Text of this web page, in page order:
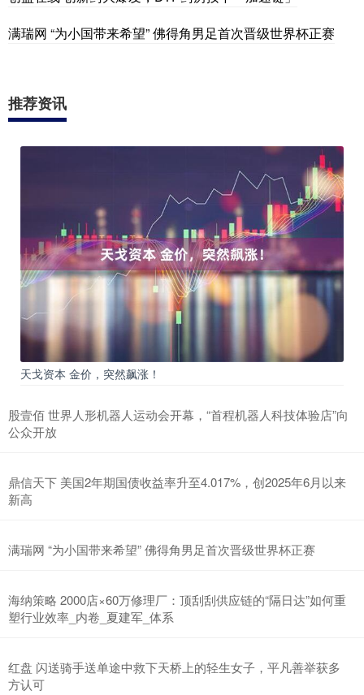
满瑞网 “为小国带来希望” 佛得角男足首次晋级世界杯正赛
推荐资讯
天戈资本 金价，突然飙涨！
股壹佰 世界人形机器人运动会开幕，“首程机器人科技体验店”向
公众开放
鼎信天下 美国2年期国债收益率升至4.017%，创2025年6月以来
新高
满瑞网 “为小国带来希望” 佛得角男足首次晋级世界杯正赛
海纳策略 2000店×60万修理厂：顶刮刮供应链的“隔日达”如何重
塑行业效率_内卷_夏建军_体系
红盘 闪送骑手送单途中救下天桥上的轻生女子，平凡善举获多
方认可